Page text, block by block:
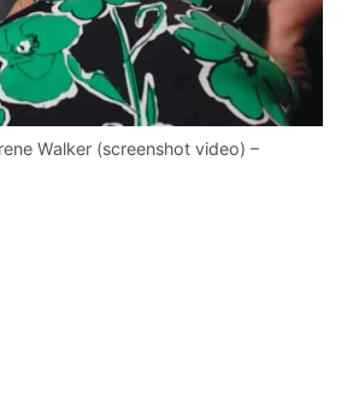
Walker (screenshot video) –